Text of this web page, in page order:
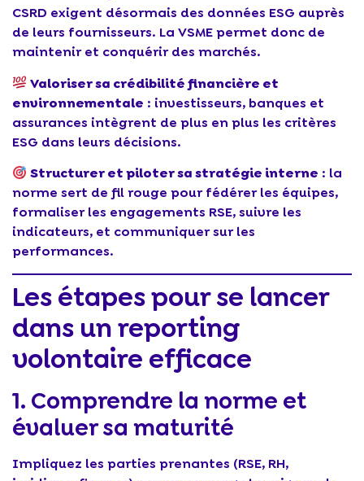
CSRD exigent désormais des données ESG auprès
de leurs fournisseurs. La VSME permet donc de
maintenir et conquérir des marchés.
Valoriser sa crédibilité financière et
environnementale : investisseurs, banques et
assurances intègrent de plus en plus les critères
ESG dans leurs décisions.
Structurer et piloter sa stratégie interne : la
norme sert de fil rouge pour fédérer les équipes,
formaliser les engagements RSE, suivre les
indicateurs, et communiquer sur les
performances.
Les étapes pour se lancer
dans un reporting
volontaire efficace
1. Comprendre la norme et
évaluer sa maturité
Impliquez les parties prenantes (RSE, RH,